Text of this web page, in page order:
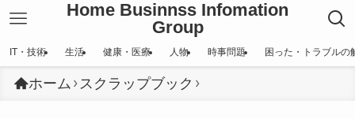
Home Businnss Infomation
Group
IT・技術 生活 健康・医療 人物 時事問題 困った・トラブルの
ホーム スクラップブック